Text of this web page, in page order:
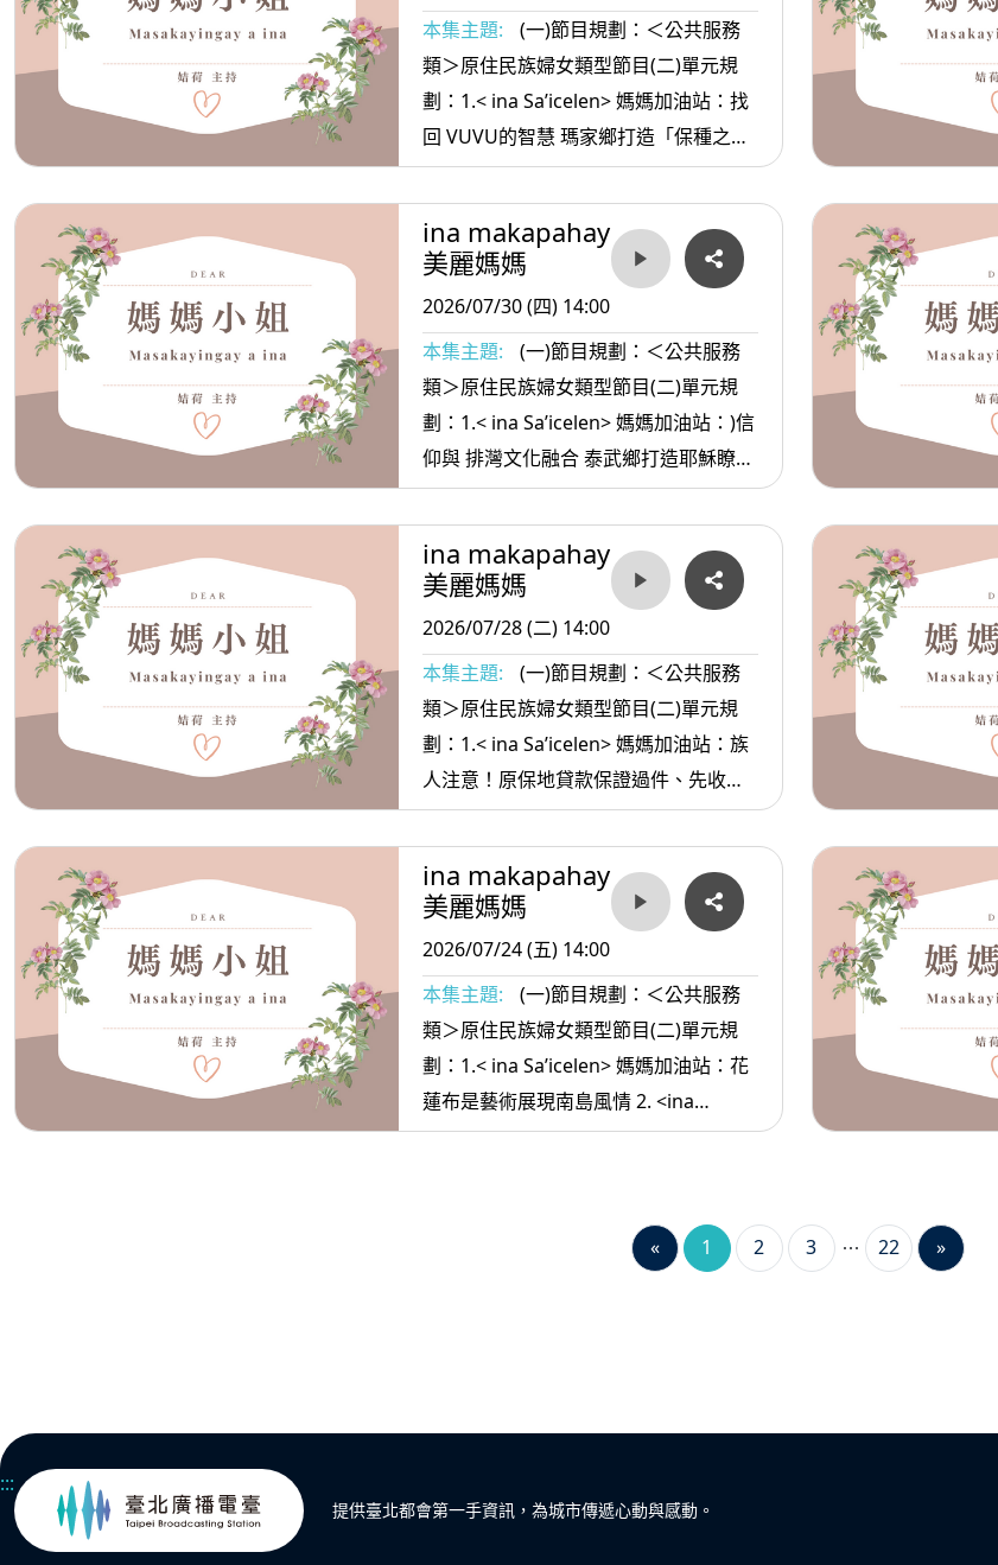
本集主題:
(一)節目規劃：＜公共服務
類＞原住民族婦女類型節目(二)單元規
劃：1.< ina Sa’icelen> 媽媽加油站：找
回 VUVU的智慧 瑪家鄉打造「保種之鄉
2. <ina oradiw> 媽媽愛唱歌:像帽子一樣
+花 3.< ina Masa’sa >媽媽放輕鬆:別委
屈 自己
ina makapahay
美麗媽媽
2026/07/30 (四) 14:00
本集主題:
(一)節目規劃：＜公共服務
類＞原住民族婦女類型節目(二)單元規
劃：1.< ina Sa’icelen> 媽媽加油站：)信
仰與 排灣文化融合 泰武鄉打造耶穌瞭望
台 部落新地標 2. <ina oradiw> 媽媽愛
唱歌：大小獵人+大樹 3.< ina Masa’sa
>媽媽放輕鬆:朋友要慎選
ina makapahay
美麗媽媽
2026/07/28 (二) 14:00
本集主題:
(一)節目規劃：＜公共服務
類＞原住民族婦女類型節目(二)單元規
劃：1.< ina Sa’icelen> 媽媽加油站：族
人注意！原保地貸款保證過件、先收費
都是詐騙 2. <ina oradiw> 媽媽愛唱歌：
美麗的茉莉花+如果只如果 3.< ina
Masa’sa >媽媽放輕鬆:人的磁場很奇怪
ina makapahay
美麗媽媽
2026/07/24 (五) 14:00
本集主題:
(一)節目規劃：＜公共服務
類＞原住民族婦女類型節目(二)單元規
劃：1.< ina Sa’icelen> 媽媽加油站：花
蓮布是藝術展現南島風情 2. <ina
oradiw> 媽媽愛唱歌：海洋到底+彩虹
« 1 2 3 22 »
:::
提供臺北都會第一手資訊，為城市傳遞心動與感動。